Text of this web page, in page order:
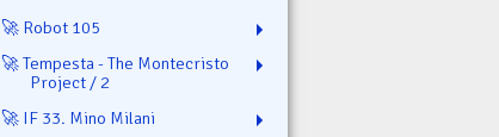
🚀 Robot 105
🚀 Tempesta - The Montecristo
Project / 2
🚀 IF 33. Mino Milani